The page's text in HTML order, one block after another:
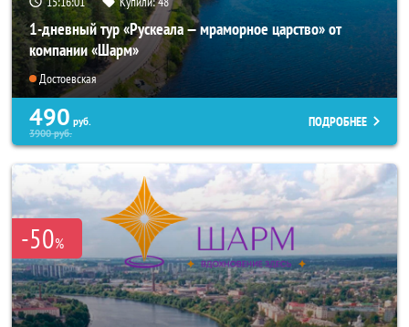
1-дневный тур «Рускеала — мраморное царство» от
компании «Шарм»
Достоевская
490 руб.
3900руб.
ПОДРОБНЕЕ
-50%